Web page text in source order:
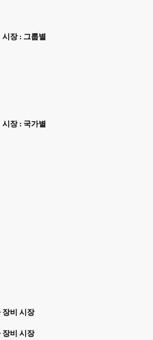
장 : 그룹별
장 : 국가별
장비 시장
장비 시장